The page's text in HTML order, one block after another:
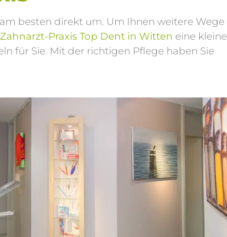
besten direkt um. Um Ihnen weitere Wege
Zahnarzt-Praxis Top Dent in Witten eine kleine
für Sie. Mit der richtigen Pflege haben Sie